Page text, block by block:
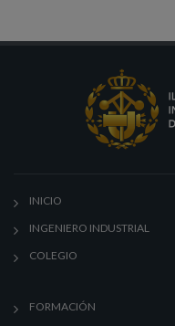
INICIO
INGENIERO INDUSTRIAL
COLEGIO
FORMACIÓN